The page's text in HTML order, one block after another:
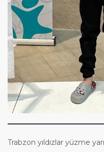
Trabzon yıldızlar yüzme